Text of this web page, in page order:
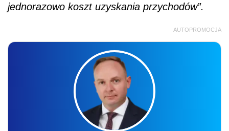
jednorazowo koszt uzyskania przychodów”.
AUTOPROMOCJA